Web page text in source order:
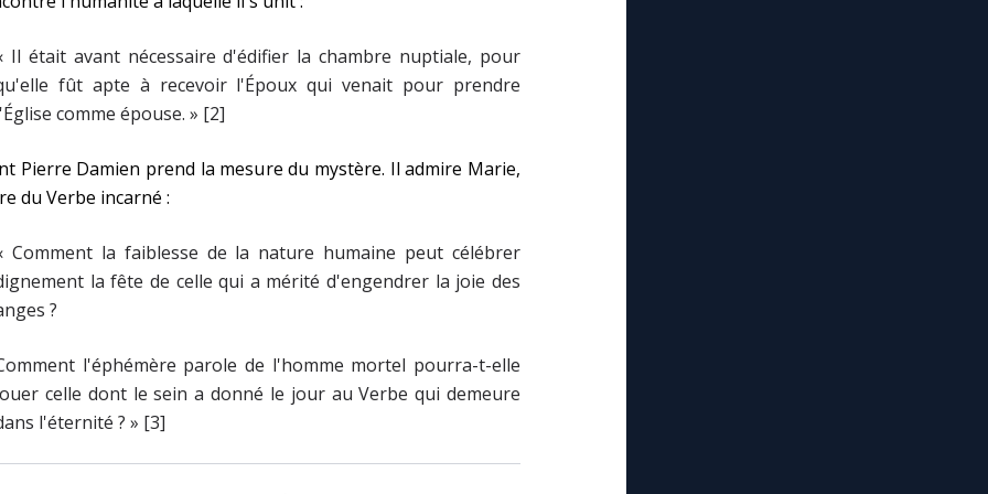
Il était avant nécessaire d'édifier la chambre nuptiale, pour
fût apte à recevoir l'Époux qui venait pour prendre
comme épouse. » [2]
Pierre Damien prend la mesure du mystère. Il admire Marie,
du Verbe incarné :
Comment la faiblesse de la nature humaine peut célébrer
la fête de celle qui a mérité d'engendrer la joie des
?
l'éphémère parole de l'homme mortel pourra-t-elle
celle dont le sein a donné le jour au Verbe qui demeure
l'éternité ? » [3]